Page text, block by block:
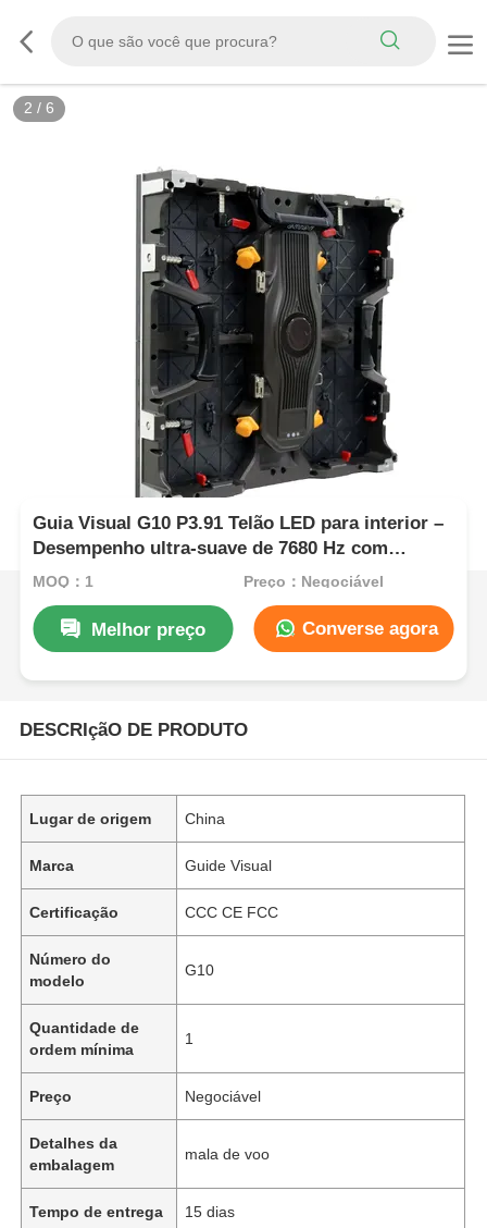
2 / 6
Guia Visual G10 P3.91 Telão LED para interior –
Desempenho ultra-suave de 7680 Hz com
instalação rápida
MOQ：1 Preço：Negociável
Melhor preço Converse agora
DESCRIçãO DE PRODUTO
Lugar de origem China
Marca Guide Visual
Certificação CCC CE FCC
Número do
modelo
G10
Quantidade de
ordem mínima
1
Preço Negociável
Detalhes da
embalagem
mala de voo
Tempo de entrega 15 dias